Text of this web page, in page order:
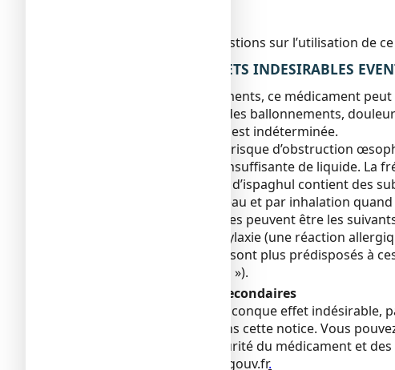
Si vous avez d’autres questions sur l’utilisation
4. QUELS SONT LES EFFETS INDESIRABLES
Comme tous les médicaments, ce médicament
En début de traitement, des ballonnements,
traitement. La fréquence est indéterminée.
Gonflement du ventre et risque d’obstruction
avalé avec une quantité insuffisante de liquide. La
Le tégument de la graine d’ispaghul contient des
lors du contact avec la peau et par inhalation
Les symptômes allergiques peuvent être les
dans certains cas, anaphylaxie (une réaction
régulièrement la poudre sont plus prédisposés à
TRANSILANE SANS SUCRE »).
Déclaration des effets secondaires
Si vous ressentez un quelconque effet
serait pas mentionné dans cette notice. Vous
Agence nationale de sécurité du médicament et
www.signalement-sante.gouv.fr.